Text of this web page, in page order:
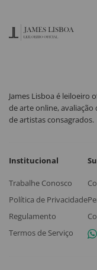
James Lisboa é leiloeiro
de arte online,
de artistas consagrados.
Institucional
Trabalhe Conosco
Política de Privacidade
Regulamento
Termos de Serviço